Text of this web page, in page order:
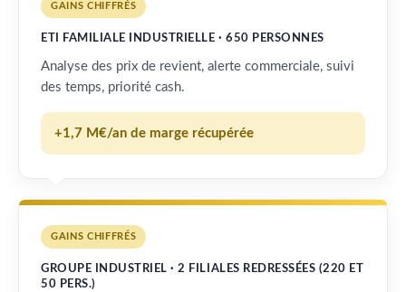
GAINS CHIFFRÉS
ETI FAMILIALE INDUSTRIELLE · 650 PERSONNES
Analyse des prix de revient, alerte commerciale, suivi
des temps, priorité cash.
+1,7 M€/an de marge récupérée
GAINS CHIFFRÉS
GROUPE INDUSTRIEL · 2 FILIALES REDRESSÉES (220 ET
50 PERS.)